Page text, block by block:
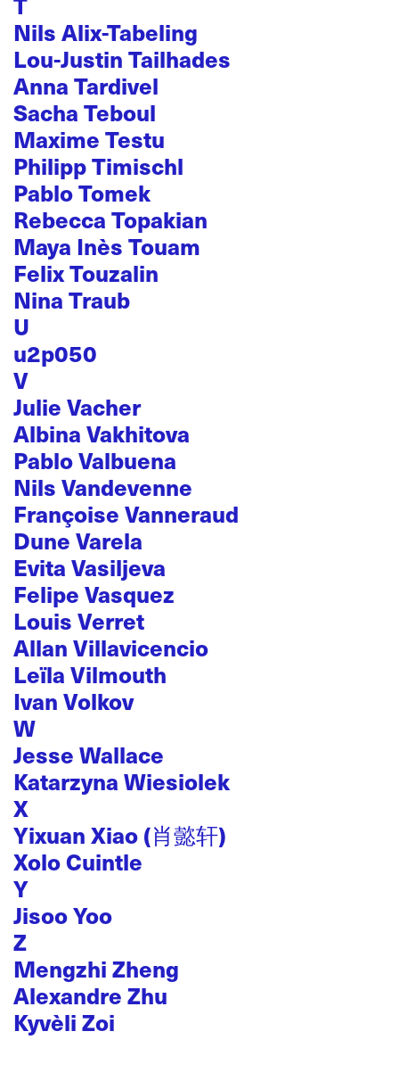
Nils Alix-Tabeling
Lou-Justin Tailhades
Anna Tardivel
Sacha Teboul
Maxime Testu
Philipp Timischl
Pablo Tomek
Rebecca Topakian
Maya Inès Touam
Felix Touzalin
Nina Traub
U
u2p050
V
Julie Vacher
Albina Vakhitova
Pablo Valbuena
Nils Vandevenne
Françoise Vanneraud
Dune Varela
Evita Vasiljeva
Felipe Vasquez
Louis Verret
Allan Villavicencio
Leïla Vilmouth
Ivan Volkov
W
Jesse Wallace
Katarzyna Wiesiolek
X
Yixuan Xiao (肖懿轩)
Xolo Cuintle
Y
Jisoo Yoo
Z
Mengzhi Zheng
Alexandre Zhu
Kyvèli Zoi